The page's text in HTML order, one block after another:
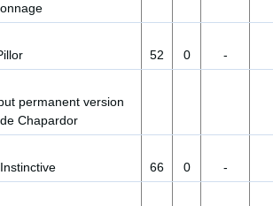
52 0 -
permanent version
Chapardor
66 0 -